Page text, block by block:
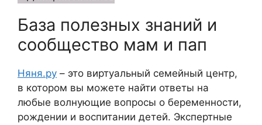
База полезных знаний и
сообщество мам и пап
Няня.ру – это виртуальный семейный центр,
в котором вы можете найти ответы на
любые волнующие вопросы о беременности,
рождении и воспитании детей. Экспертные